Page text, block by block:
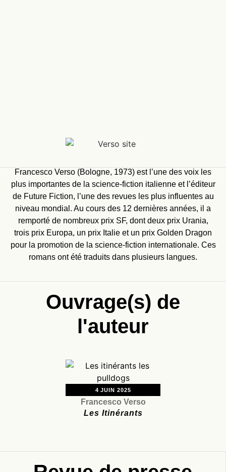
Francesco Verso (Bologne, 1973) est l’une des voix les
plus importantes de la science-fiction italienne et l’éditeur
de Future Fiction, l’une des revues les plus influentes au
niveau mondial. Au cours des 12 dernières années, il a
remporté de nombreux prix SF, dont deux prix Urania,
trois prix Europa, un prix Italie et un prix Golden Dragon
pour la promotion de la science-fiction internationale. Ces
romans ont été traduits dans plusieurs langues.
Ouvrage(s) de
l'auteur
4 JUIN 2025
Francesco Verso
Les Itinérants